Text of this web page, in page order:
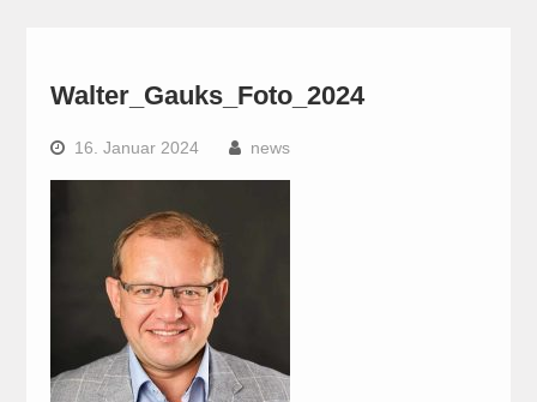
Walter_Gauks_Foto_2024
16. Januar 2024 news